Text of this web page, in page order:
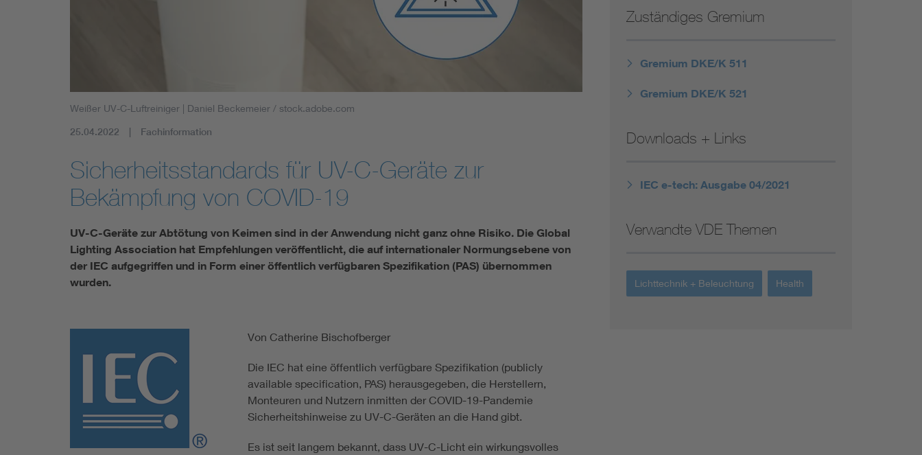
Mobility
Smart Cities
DIN VDE 0100 für sichere Elektroinstallationen
Elektrofachkraft (EFK)
Niederspannungsrichtlinie
Weißer UV-C-Luftreiniger | Daniel Beckemeier / stock.adobe.com
25.04.2022 Fachinformation
Sicherheitsstandards für UV-C-Geräte zur
Bekämpfung von COVID-19
UV-C-Geräte zur Abtötung von Keimen sind in der Anwendung nicht ganz ohne Risiko. Die Global
Lighting Association hat Empfehlungen veröffentlicht, die auf internationaler Normungsebene von
der IEC aufgegriffen und in Form einer öffentlich verfügbaren Spezifikation (PAS) übernommen
wurden.
Von Catherine Bischofberger
Die IEC hat eine öffentlich verfügbare Spezifikation (publicly
available specification, PAS) herausgegeben, die Herstellern,
Monteuren und Nutzern inmitten der COVID-19-Pandemie
Sicherheitshinweise zu UV-C-Geräten an die Hand gibt.
Es ist seit langem bekannt, dass UV-C-Licht ein wirkungsvolles
Zuständiges Gremium
Gremium DKE/K 511
Gremium DKE/K 521
Downloads + Links
IEC e-tech: Ausgabe 04/2021
Verwandte VDE Themen
Lichttechnik + Beleuchtung Health